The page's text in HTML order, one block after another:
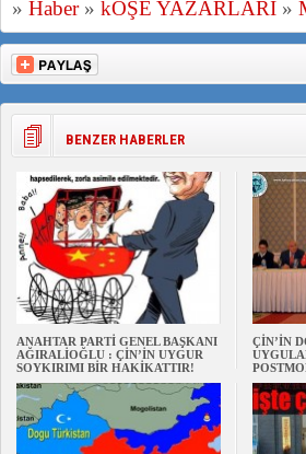
» Haber» kÖŞE YAZARLARI »
BENZER HABERLER
ANAHTAR PARTİ GENEL BAŞKANI
AĞIRALİOĞLU : ÇİN’İN UYGUR
SOYKIRIMI BİR HAKİKATTIR!
ÇİN’İN